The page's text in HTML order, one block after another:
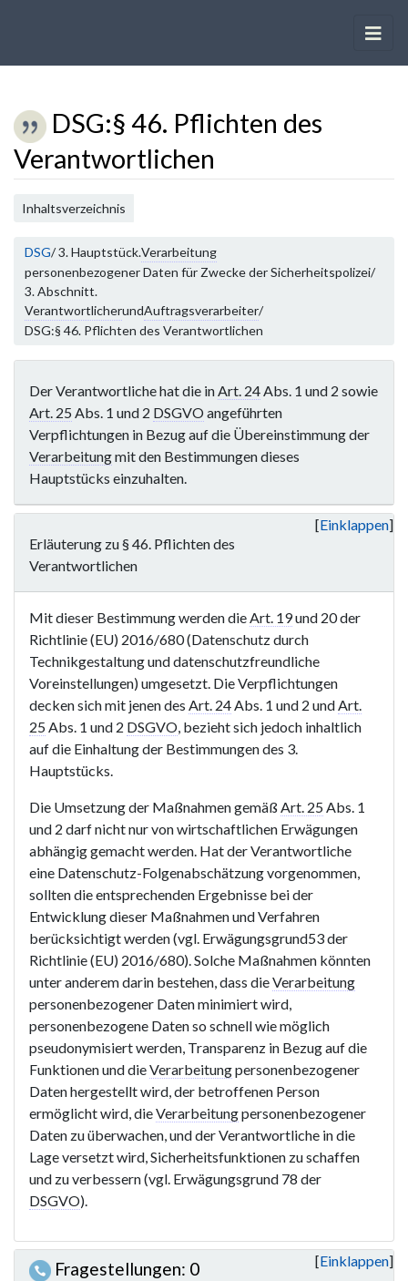
DSG:§ 46. Pflichten des
Verantwortlichen
Wechseln zu:Navigation
Inhaltsverzeichnis
DSG/ 3. Hauptstück.Verarbeitung
personenbezogener Daten für Zwecke der Sicherheitspolizei/
3. Abschnitt.
VerantwortlicherundAuftragsverarbeiter/
DSG:§ 46. Pflichten des Verantwortlichen
Der Verantwortliche hat die inArt. 24Abs. 1 und 2 sowie
Art. 25 Abs. 1 und 2 DSGVOangeführten
Verpflichtungen in Bezug auf die Übereinstimmung der
Verarbeitungmit den Bestimmungen dieses
Hauptstücks einzuhalten.
Einklappen
Erläuterung zu § 46. Pflichten des
Verantwortlichen
Mit dieser Bestimmung werden die Art. 19und 20 der
Richtlinie (EU) 2016/680 (Datenschutz durch
Technikgestaltung und datenschutzfreundliche
Voreinstellungen) umgesetzt. Die Verpflichtungen
decken sich mit jenen des Art. 24 Abs. 1 und 2 und Art.
25 Abs. 1 und 2 DSGVO , bezieht sich jedoch inhaltlich
auf die Einhaltung der Bestimmungen des 3.
Hauptstücks.
Die Umsetzung der Maßnahmen gemäß Art. 25 Abs. 1
und 2 darf nicht nur von wirtschaftlichen Erwägungen
abhängig gemacht werden. Hat der Verantwortliche
eine Datenschutz-Folgenabschätzung vorgenommen,
sollten die entsprechenden Ergebnisse bei der
Entwicklung dieser Maßnahmen und Verfahren
berücksichtigt werden (vgl. Erwägungsgrund53 der
Richtlinie (EU) 2016/680). Solche Maßnahmen könnten
unter anderem darin bestehen, dass dieVerarbeitung
personenbezogener Daten minimiert wird,
personenbezogene Daten so schnell wie möglich
pseudonymisiert werden, Transparenz in Bezug auf die
Funktionen und dieVerarbeitungpersonenbezogener
Daten hergestellt wird, der betroffenen Person
ermöglicht wird, dieVerarbeitungpersonenbezogener
Daten zu überwachen, und der Verantwortliche in die
Lage versetzt wird, Sicherheitsfunktionen zu schaffen
und zu verbessern (vgl. Erwägungsgrund 78 der
DSGVO).
Einklappen
Fragestellungen: 0